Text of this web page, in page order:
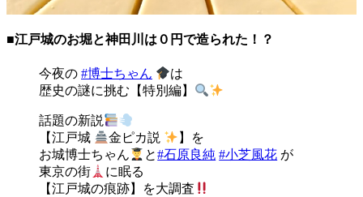
■江戸城のお堀と神田川は０円で造られた！？
今夜の #博士ちゃん
は
歴史の謎に挑む【特別編】
話題の新説
【江戸城
金ピカ説
】を
お城博士ちゃん
と#石原良純 #小芝風花 が
東京の街
に眠る
【江戸城の痕跡】を大調査